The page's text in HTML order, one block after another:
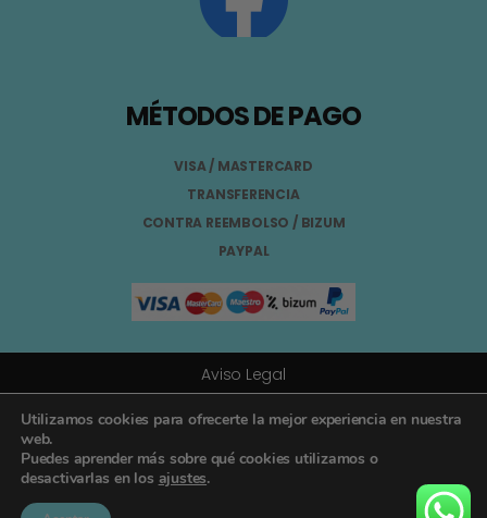
MÉTODOS DE PAGO
VISA / MASTERCARD
TRANSFERENCIA
CONTRA REEMBOLSO / BIZUM
PAYPAL
Aviso Legal
Términos y Condiciones
Política de Privacidad
Registro General Sanitario Nº 26.024094/GR
Utilizamos cookies para ofrecerte la mejor experiencia en nuestra
web.
Puedes aprender más sobre qué cookies utilizamos o
desactivarlas en los ajustes.